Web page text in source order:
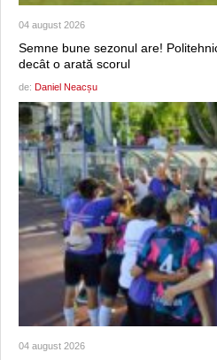
04 august 2026
Semne bune sezonul are!
decât o arată scorul
de: Daniel Neacșu
04 august 2026